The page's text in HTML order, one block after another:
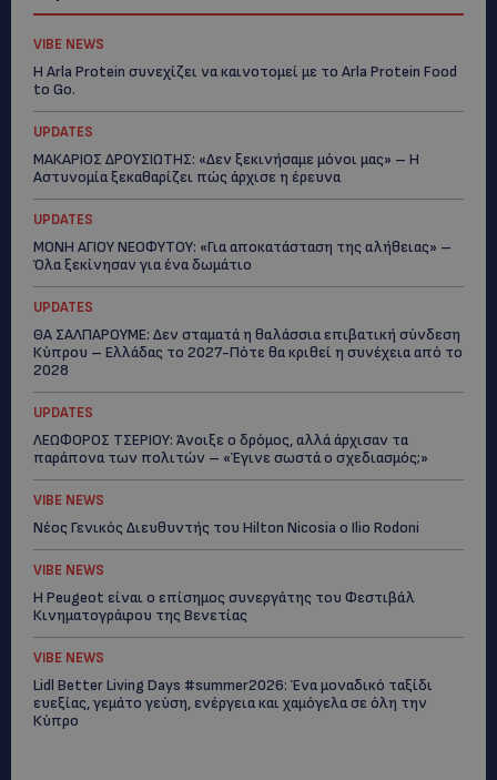
VIBE NEWS
Η Arla Protein συνεχίζει να καινοτομεί με το Arla Protein Food
to Go.
UPDATES
ΜΑΚΑΡΙΟΣ ΔΡΟΥΣΙΩΤΗΣ: «Δεν ξεκινήσαμε μόνοι μας» – Η
Αστυνομία ξεκαθαρίζει πώς άρχισε η έρευνα
UPDATES
ΜΟΝΗ ΑΓΙΟΥ ΝΕΟΦΥΤΟΥ: «Για αποκατάσταση της αλήθειας» –
Όλα ξεκίνησαν για ένα δωμάτιο
UPDATES
ΘΑ ΣΑΛΠΑΡΟΥΜΕ: Δεν σταματά η θαλάσσια επιβατική σύνδεση
Κύπρου – Ελλάδας το 2027-Πότε θα κριθεί η συνέχεια από το
2028
UPDATES
ΛΕΩΦΟΡΟΣ ΤΣΕΡΙΟΥ: Άνοιξε ο δρόμος, αλλά άρχισαν τα
παράπονα των πολιτών – «Έγινε σωστά ο σχεδιασμός;»
VIBE NEWS
Νέος Γενικός Διευθυντής του Hilton Nicosia ο Ilio Rodoni
VIBE NEWS
Η Peugeot είναι ο επίσημος συνεργάτης του Φεστιβάλ
Κινηματογράφου της Βενετίας
VIBE NEWS
Lidl Better Living Days #summer2026: Ένα μοναδικό ταξίδι
ευεξίας, γεμάτο γεύση, ενέργεια και χαμόγελα σε όλη την
Κύπρο